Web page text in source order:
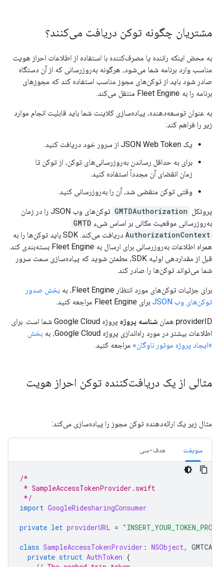
مشتریان چگونه توکن دریافت می‌کنند؟
به محض اینکه راننده یا مصرف‌کننده با استفاده از اطلاعات احراز هویت
مناسب وارد برنامه شما می‌شود، هرگونه به‌روزرسانی که از آن دستگاه
صادر شود باید از توکن‌های مجوز مناسب استفاده کند که مجوزهای
برنامه را به Fleet Engine منتقل می‌کند.
به عنوان توسعه‌دهنده، پیاده‌سازی کلاینت شما باید قابلیت انجام موارد
زیر را فراهم کند:
یک JSON Web Token از سرور خود دریافت کنید.
برای به حداقل رساندن به‌روزرسانی‌های توکن، از توکن تا
زمان انقضای آن مجدداً استفاده کنید.
وقتی توکن منقضی شد، آن را به‌روزرسانی کنید.
پروتکل GMTDAuthorization
توکن‌های وب JSON را در زمان
به‌روزرسانی موقعیت مکانی بر اساس شیء GMTD
AuthorizationContext
دریافت می‌کند. SDK باید توکن‌ها را به
همراه اطلاعات به‌روزرسانی برای ارسال به Fleet Engine بسته‌بندی کند.
قبل از مقداردهی اولیه SDK، مطمئن شوید که پیاده‌سازی سمت سرور
شما می‌تواند توکن‌ها را صادر کند.
برای جزئیات توکن‌های مورد انتظار Fleet Engine، به
بخش صدور
توکن‌های وب JSON
برای Fleet Engine مراجعه کنید.
providerID همان شناسه پروژه
پروژه Google Cloud شما است. برای
اطلاعات بیشتر در مورد راه‌اندازی پروژه Google Cloud، به
بخش
«ایجاد پروژه موتور ناوگان» مراجعه کنید.
مثالی از یک دریافت‌کننده توکن احراز هویت
مثال زیر یک ارائه‌دهنده توکن مجوز را پیاده‌سازی می‌کند:
سویفت هدف-سی
/*
* SampleAccessTokenProvider.swift
*/
import GoogleRidesharingConsumer
private let providerURL =
class SampleAccessTokenProvider : NSObject,
private struct AuthToken {